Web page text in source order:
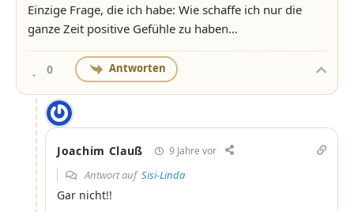
Einzige Frage, die ich habe: Wie schaffe ich nur die
ganze Zeit positive Gefühle zu haben…
0 Antworten
Joachim Clauß 9 Jahre vor
Antwort auf Sisi-Linda
Gar nicht!!